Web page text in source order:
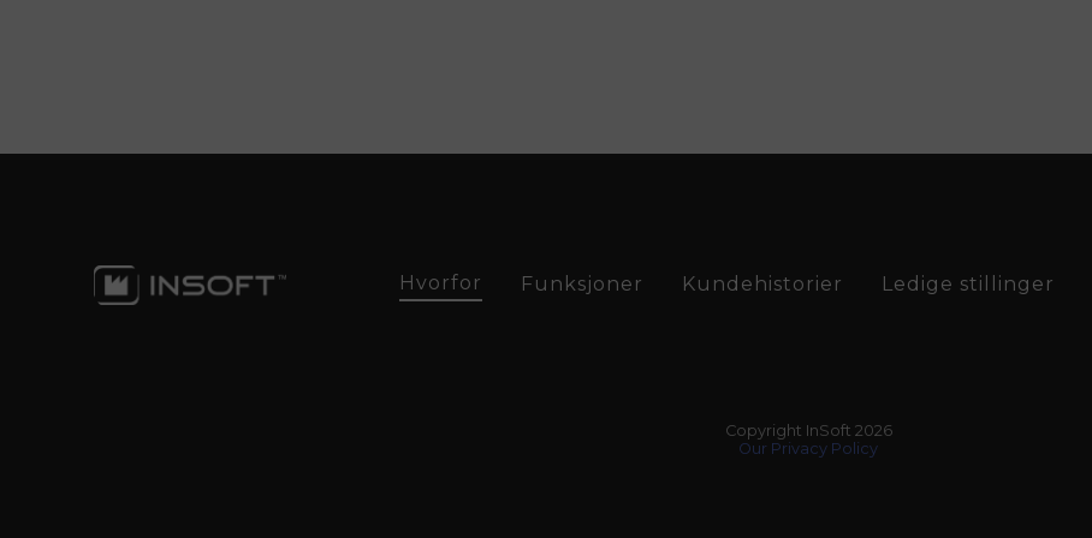
Hvorfor Funksjoner Kundehistorier Ledige stillinger
Copyright InSoft 2026
Our Privacy Policy